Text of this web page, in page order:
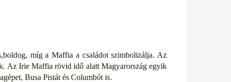
míg a Maffia a családot szimbolizálja. Az
Az Irie Maffia rövid idő alatt Magyarország egyik
Busa Pistát és Columbót is.